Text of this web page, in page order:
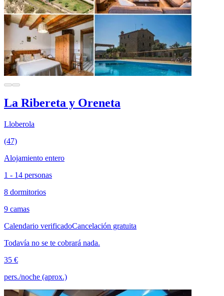
La Ribereta y Oreneta
Lloberola
(47)
Alojamiento entero
1 - 14 personas
8 dormitorios
9 camas
Calendario verificadoCancelación gratuita
Todavía no se te cobrará nada.
35 €
pers./noche (aprox.)